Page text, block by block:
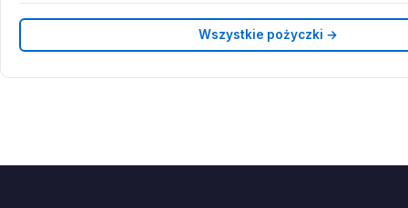
Wszystkie pożyczki →